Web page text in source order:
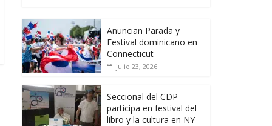
Anuncian Parada y
Festival dominicano en
Connecticut
julio 23, 2026
Seccional del CDP
participa en festival del
libro y la cultura en NY